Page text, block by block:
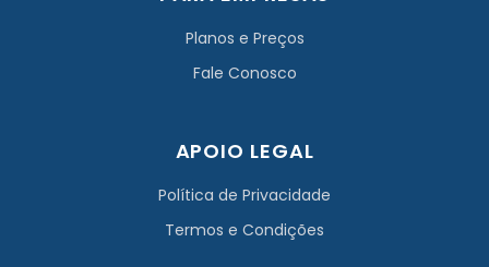
Planos e Preços
Fale Conosco
APOIO LEGAL
Política de Privacidade
Termos e Condições